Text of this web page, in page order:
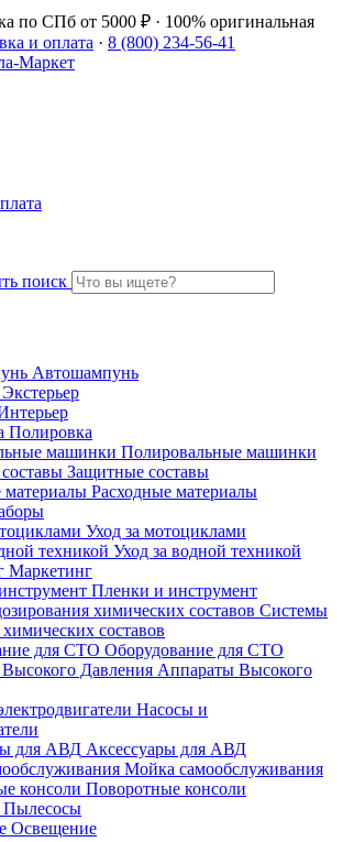
по СПб от 5000 ₽ · 100% оригинальная
и оплата · 8 (800) 234-56-41
Автошампунь
Экстерьер
Полировка
Полировальные машинки
Защитные составы
Расходные материалы
Уход за мотоциклами
Уход за водной техникой
Маркетинг
Пленки и инструмент
Системы
составов
Оборудование для СТО
Аппараты Высокого
Насосы и
Аксессуары для АВД
Мойка самообслуживания
Поворотные консоли
Пылесосы
Освещение